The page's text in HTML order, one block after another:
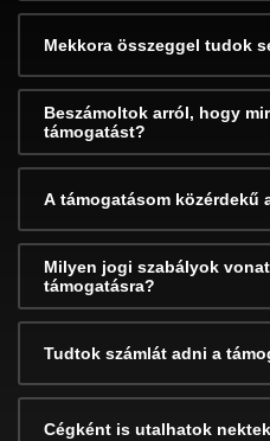
Mekkora összeggel tudok
Beszámoltok arról, hogy
támogatást?
A támogatásom közérdekű
Milyen jogi szabályok
támogatásra?
Tudtok számlát adni a
Cégként is utalhatok